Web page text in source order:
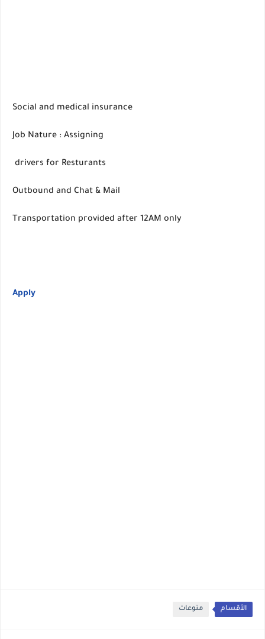
Social and medical insurance
Job Nature : Assigning
drivers for Resturants
Outbound and Chat & Mail
Transportation provided after 12AM only
Apply
الأقسام منوعات